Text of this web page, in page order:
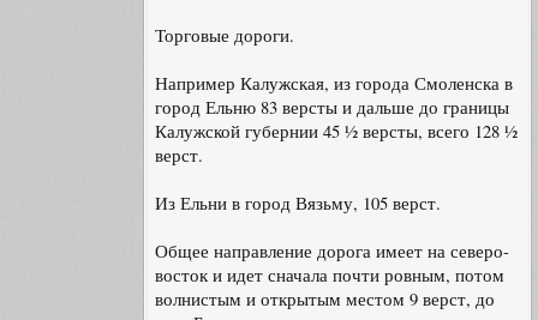
Торговые дороги.
Например Калужская, из города Смоленска в
город Ельню 83 версты и дальше до границы
Калужской губернии 45 ½ версты, всего 128 ½
верст.
Из Ельни в город Вязьму, 105 верст.
Общее направление дорога имеет на северо-
восток и идет сначала почти ровным, потом
волнистым и открытым местом 9 верст, до